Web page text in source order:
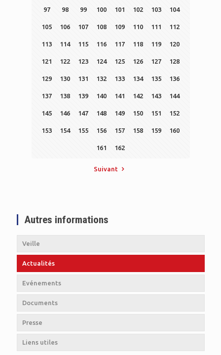
97 98 99 100 101 102 103 104
105 106 107 108 109 110 111 112
113 114 115 116 117 118 119 120
121 122 123 124 125 126 127 128
129 130 131 132 133 134 135 136
137 138 139 140 141 142 143 144
145 146 147 148 149 150 151 152
153 154 155 156 157 158 159 160
161 162
Suivant
Autres informations
Veille
Actualités
Evénements
Documents
Presse
Liens utiles